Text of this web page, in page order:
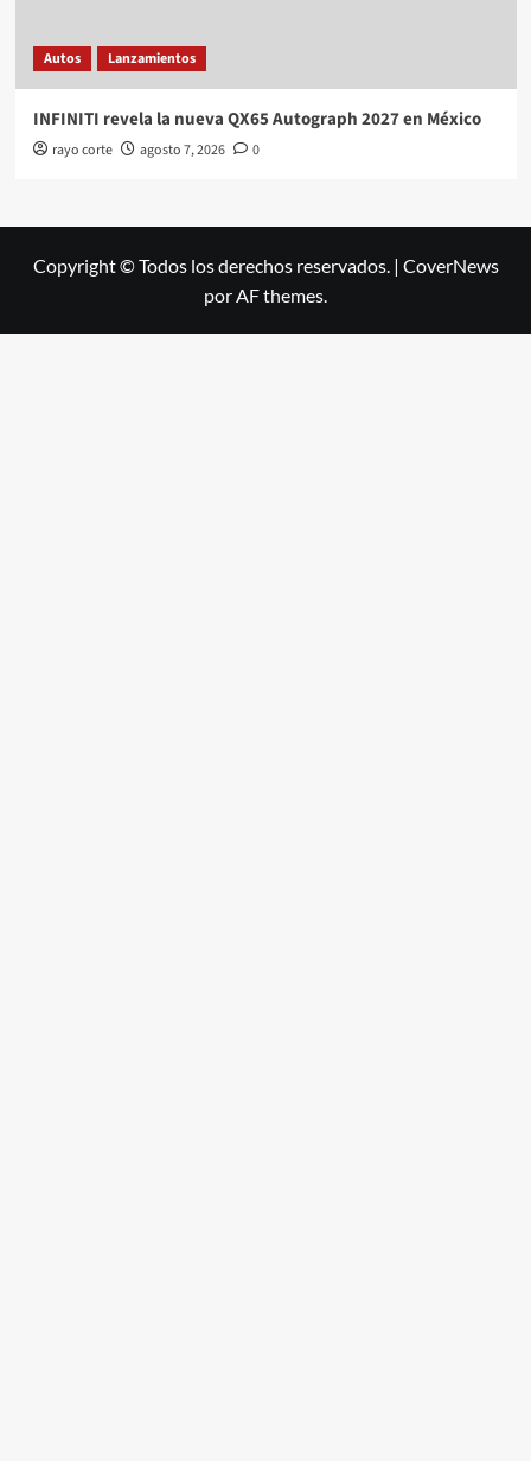
Autos Lanzamientos
INFINITI revela la nueva QX65 Autograph 2027 en México
rayo corte agosto 7, 2026 0
Copyright © Todos los derechos reservados. | CoverNews
por AF themes.